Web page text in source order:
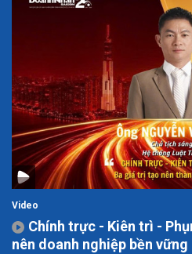
Video
Chính trực - Kiên trì -
nên doanh nghiệp bền vững